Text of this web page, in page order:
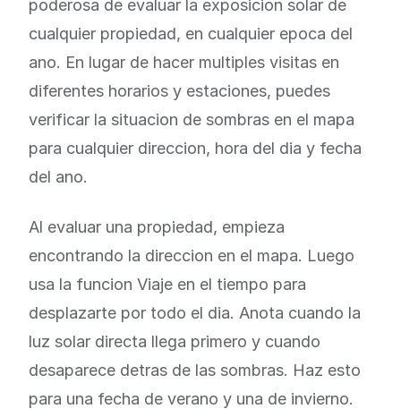
poderosa de evaluar la exposicion solar de
cualquier propiedad, en cualquier epoca del
ano. En lugar de hacer multiples visitas en
diferentes horarios y estaciones, puedes
verificar la situacion de sombras en el mapa
para cualquier direccion, hora del dia y fecha
del ano.
Al evaluar una propiedad, empieza
encontrando la direccion en el mapa. Luego
usa la funcion Viaje en el tiempo para
desplazarte por todo el dia. Anota cuando la
luz solar directa llega primero y cuando
desaparece detras de las sombras. Haz esto
para una fecha de verano y una de invierno.